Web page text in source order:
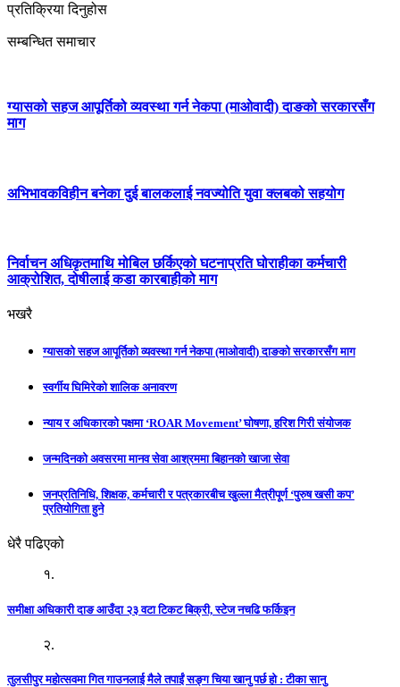
प्रतिक्रिया दिनुहोस
सम्बन्धित समाचार
ग्यासको सहज आपूर्तिको व्यवस्था गर्न नेकपा (माओवादी) दाङको सरकारसँग
माग
अभिभावकविहीन बनेका दुई बालकलाई नवज्योति युवा क्लबको सहयोग
निर्वाचन अधिकृतमाथि मोबिल छर्किएको घटनाप्रति घोराहीका कर्मचारी
आक्रोशित, दोषीलाई कडा कारबाहीको माग
भखरै
ग्यासको सहज आपूर्तिको व्यवस्था गर्न नेकपा (माओवादी) दाङको सरकारसँग माग
स्वर्गीय घिमिरेको शालिक अनावरण
न्याय र अधिकारको पक्षमा ‘ROAR Movement’ घोषणा, हरिश गिरी संयोजक
जन्मदिनको अवसरमा मानव सेवा आश्रममा बिहानको खाजा सेवा
जनप्रतिनिधि, शिक्षक, कर्मचारी र पत्रकारबीच खुल्ला मैत्रीपूर्ण ‘पुरुष खसी कप’
प्रतियोगिता हुने
धेरै पढिएको
१.
समीक्षा अधिकारी दाङ आउँदा २३ वटा टिकट बिक्री, स्टेज नचढि फर्किइन
२.
तुलसीपुर महोत्सवमा गित गाउनलाई मैले तपाईं सङ्ग चिया खानु पर्छ हो : टीका सानु